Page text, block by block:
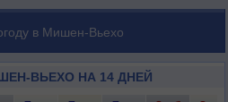
в Мишен-Вьехо
ВЬЕХО НА 14 ДНЕЙ